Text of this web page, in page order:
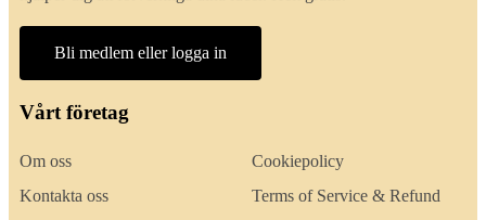
Bli medlem eller logga in
Vårt företag
Om oss
Kontakta oss
Cookiepolicy
Terms of Service & Refund